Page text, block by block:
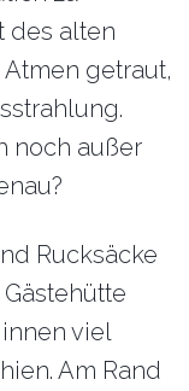
des alten
getraut,
noch außer
Rucksäcke
viel
Am Rand